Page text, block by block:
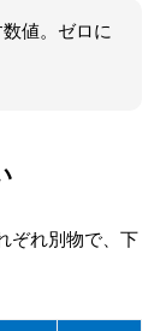
値。ゼロに
ぞれ別物で、下